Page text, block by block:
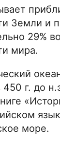
Земли и
29%
мира.
г. до
море.